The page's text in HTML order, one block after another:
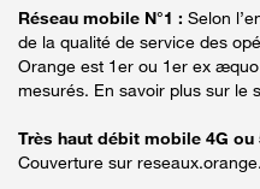
Réseau mobile N°1 : Selon
de la qualité de service des
Orange est 1er ou 1er ex
mesurés. En savoir plus sur le
Très haut débit mobile 4G ou
Couverture sur